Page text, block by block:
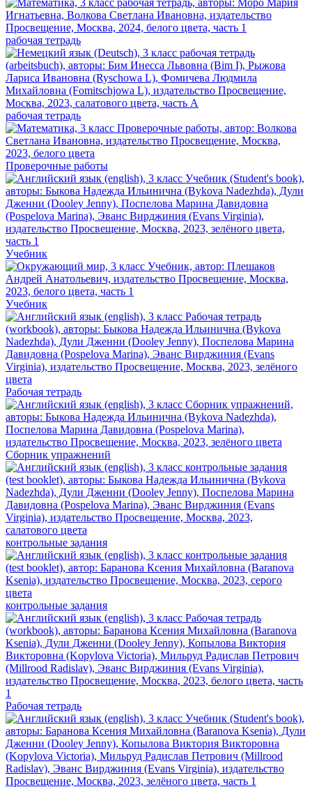
рабочая тетрадь
рабочая тетрадь
Проверочные работы
Учебник
Учебник
Рабочая тетрадь
Сборник упражнений
контрольные задания
контрольные задания
Рабочая тетрадь